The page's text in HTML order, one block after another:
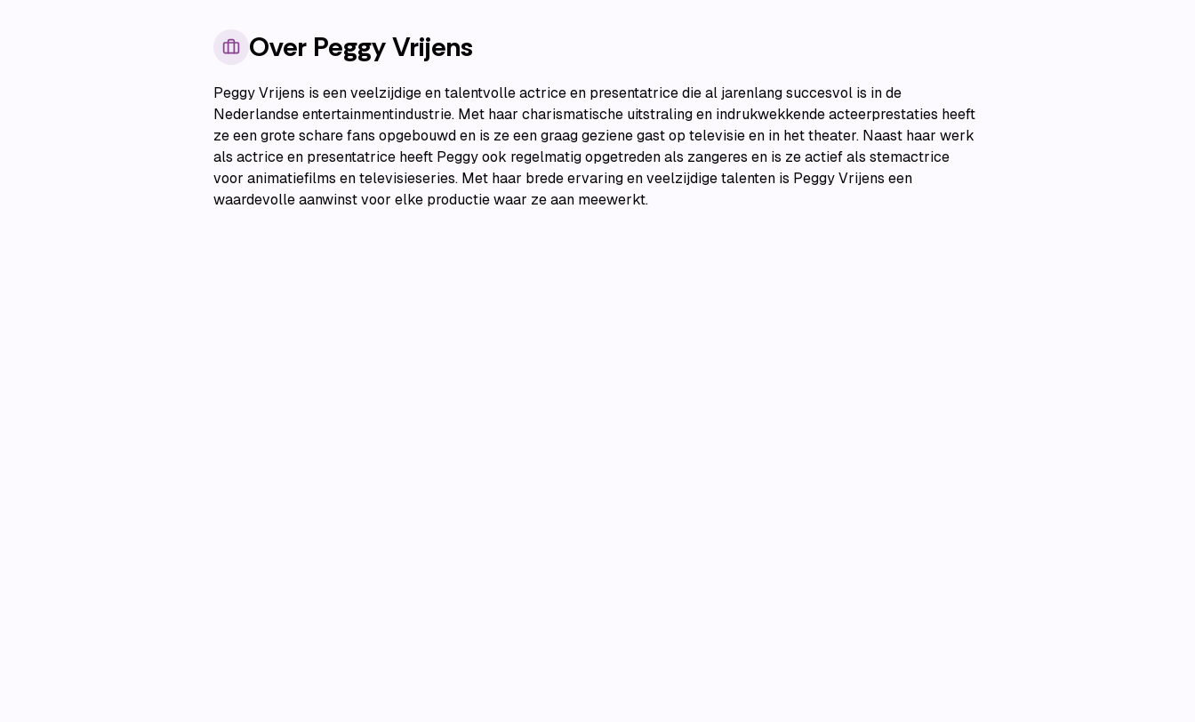
Over Peggy Vrijens
Peggy Vrijens is een veelzijdige en talentvolle actrice en presentatrice die al jarenlang succesvol is in de
Nederlandse entertainmentindustrie. Met haar charismatische uitstraling en indrukwekkende acteerprestaties heeft
ze een grote schare fans opgebouwd en is ze een graag geziene gast op televisie en in het theater. Naast haar werk
als actrice en presentatrice heeft Peggy ook regelmatig opgetreden als zangeres en is ze actief als stemactrice
voor animatiefilms en televisieseries. Met haar brede ervaring en veelzijdige talenten is Peggy Vrijens een
waardevolle aanwinst voor elke productie waar ze aan meewerkt.